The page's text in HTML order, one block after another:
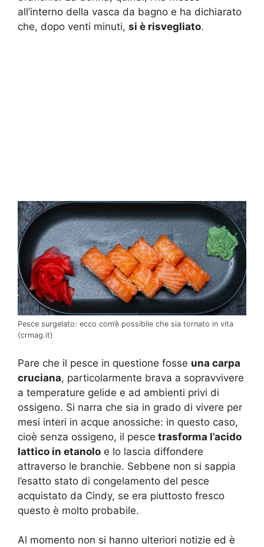
all’interno della vasca da bagno e ha dichiarato
che, dopo venti minuti, si è risvegliato.
Pesce surgelato: ecco com’è possibile che sia tornato in vita
(crmag.it)
Pare che il pesce in questione fosse una carpa
cruciana, particolarmente brava a sopravvivere
a temperature gelide e ad ambienti privi di
ossigeno. Si narra che sia in grado di vivere per
mesi interi in acque anossiche: in questo caso,
cioè senza ossigeno, il pesce trasforma l’acido
lattico in etanolo e lo lascia diffondere
attraverso le branchie. Sebbene non si sappia
l’esatto stato di congelamento del pesce
acquistato da Cindy, se era piuttosto fresco
questo è molto probabile.
Al momento non si hanno ulteriori notizie ed è